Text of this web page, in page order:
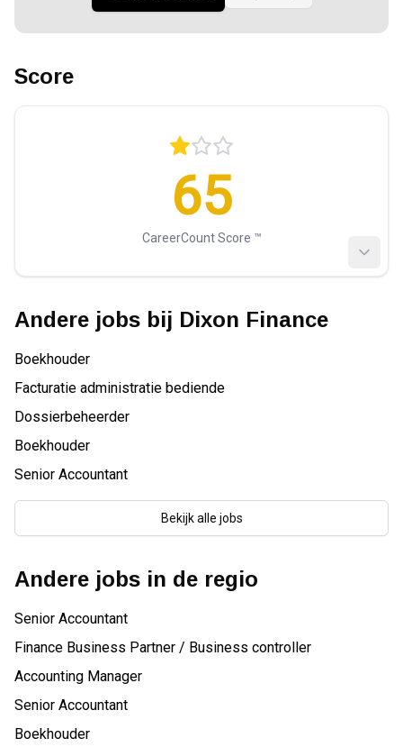
Score
65
CareerCount Score ™️
Andere jobs bij Dixon Finance
Boekhouder
Facturatie administratie bediende
Dossierbeheerder
Boekhouder
Senior Accountant
Bekijk alle jobs
Andere jobs in de regio
Senior Accountant
Finance Business Partner / Business controller
Accounting Manager
Senior Accountant
Boekhouder